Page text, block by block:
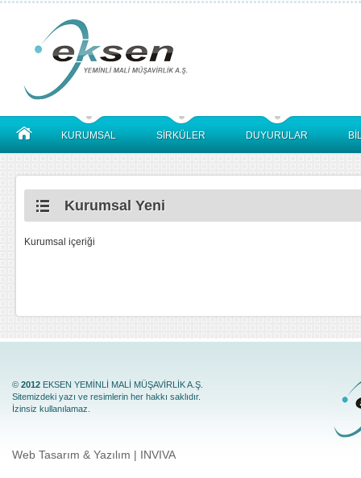
KURUMSAL SİRKÜLER DUYURULAR
Kurumsal Yeni
Kurumsal içeriği
© 2012 EKSEN YEMİNLİ MALİ MÜŞAVİRLİK A.Ş.
Sitemizdeki yazı ve resimlerin her hakkı saklıdır.
İzinsiz kullanılamaz.
Web Tasarım & Yazılım | INVIVA